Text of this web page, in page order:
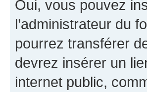
Oui, vous pouvez
l’administrateur du
pourrez transférer
devrez insérer un
internet public,